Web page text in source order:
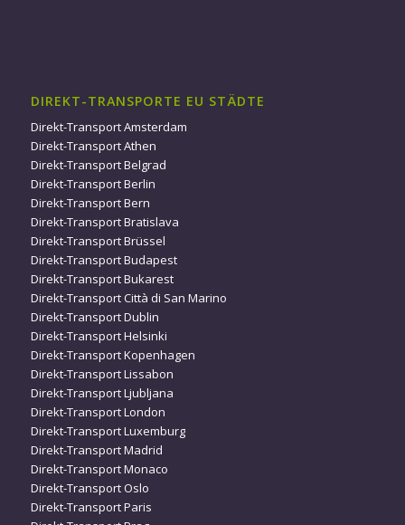
DIREKT-TRANSPORTE EU STÄDTE
Direkt-Transport Amsterdam
Direkt-Transport Athen
Direkt-Transport Belgrad
Direkt-Transport Berlin
Direkt-Transport Bern
Direkt-Transport Bratislava
Direkt-Transport Brüssel
Direkt-Transport Budapest
Direkt-Transport Bukarest
Direkt-Transport Città di San Marino
Direkt-Transport Dublin
Direkt-Transport Helsinki
Direkt-Transport Kopenhagen
Direkt-Transport Lissabon
Direkt-Transport Ljubljana
Direkt-Transport London
Direkt-Transport Luxemburg
Direkt-Transport Madrid
Direkt-Transport Monaco
Direkt-Transport Oslo
Direkt-Transport Paris